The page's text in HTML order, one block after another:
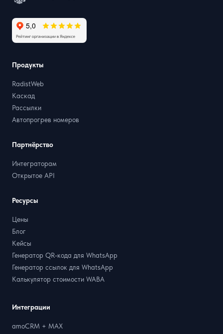
Интеграции
amoCRM + MAX
Продукты
RadistWeb
Каскад
Рассылки
Автопрогрев номеров
Партнёрство
Интеграторам
Открытое API
Ресурсы
Цены
Блог
Кейсы
Генератор QR-кода для WhatsApp
Генератор ссылок для WhatsApp
Калькулятор стоимости WABA